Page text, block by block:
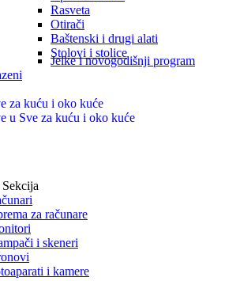
Rasveta
Otirači
Baštenski i drugi alati
Stolovi i stolice
Jelke i novogodišnji program
za kuću i oko kuće
u Sve za kuću i oko kuće
za računare
i skeneri
i kamere